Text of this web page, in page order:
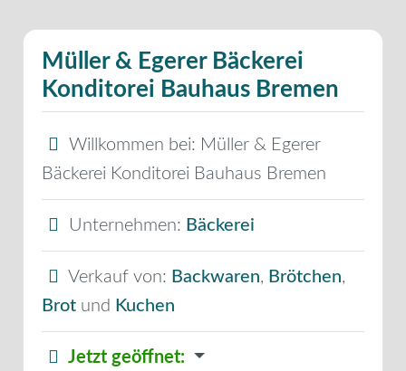
Müller & Egerer Bäckerei
Konditorei Bauhaus Bremen
Willkommen bei: Müller & Egerer
Bäckerei Konditorei Bauhaus Bremen
Unternehmen: Bäckerei
Verkauf von: Backwaren, Brötchen,
Brot und Kuchen
Jetzt geöffnet: